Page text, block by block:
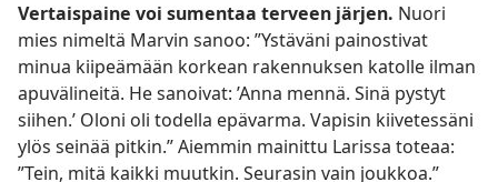
Vertaispaine voi sumentaa terveen järjen. Nuori
mies nimeltä Marvin sanoo: ”Ystäväni painostivat
minua kiipeämään korkean rakennuksen katolle ilman
apuvälineitä. He sanoivat: ’Anna mennä. Sinä pystyt
siihen.’ Oloni oli todella epävarma. Vapisin kiivetessäni
ylös seinää pitkin.” Aiemmin mainittu Larissa toteaa:
”Tein, mitä kaikki muutkin. Seurasin vain joukkoa.”